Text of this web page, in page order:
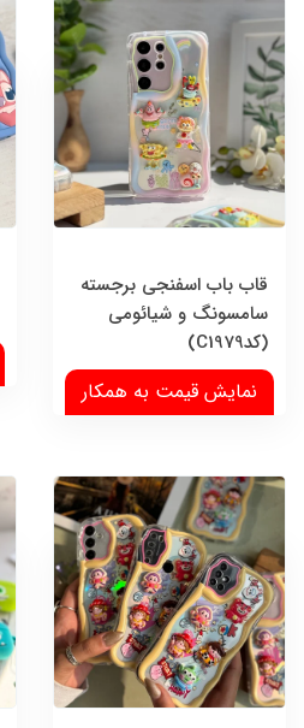
قاب باب اسفنجی برجسته
سامسونگ و شیائومی
(کدC1979)
نمایش قیمت به همکار